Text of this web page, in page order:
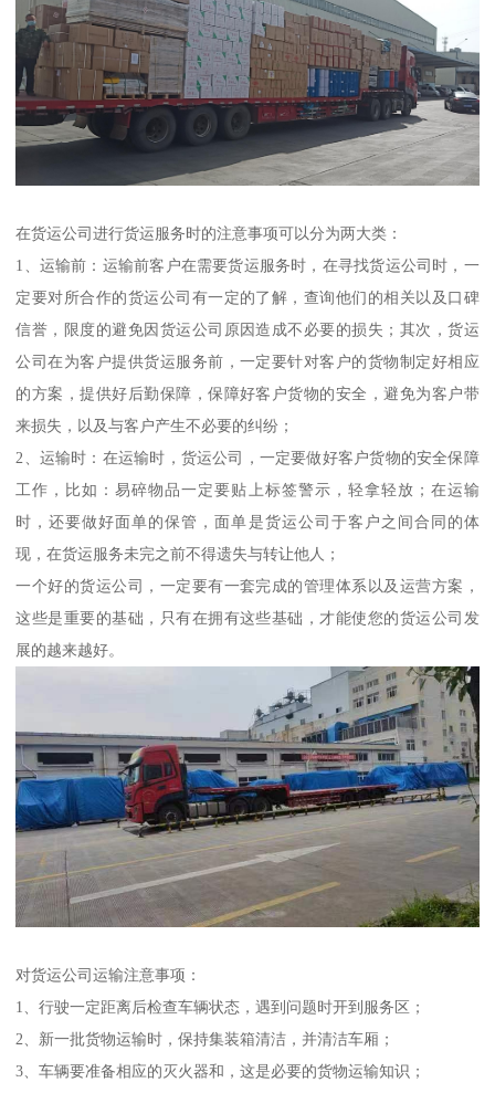
在货运公司进行货运服务时的注意事项可以分为两大类：
1、运输前：运输前客户在需要货运服务时，在寻找货运公司时，一
定要对所合作的货运公司有一定的了解，查询他们的相关以及口碑
信誉，限度的避免因货运公司原因造成不必要的损失；其次，货运
公司在为客户提供货运服务前，一定要针对客户的货物制定好相应
的方案，提供好后勤保障，保障好客户货物的安全，避免为客户带
来损失，以及与客户产生不必要的纠纷；
2、运输时：在运输时，货运公司，一定要做好客户货物的安全保障
工作，比如：易碎物品一定要贴上标签警示，轻拿轻放；在运输
时，还要做好面单的保管，面单是货运公司于客户之间合同的体
现，在货运服务未完之前不得遗失与转让他人；
一个好的货运公司，一定要有一套完成的管理体系以及运营方案，
这些是重要的基础，只有在拥有这些基础，才能使您的货运公司发
展的越来越好。
对货运公司运输注意事项：
1、行驶一定距离后检查车辆状态，遇到问题时开到服务区；
2、新一批货物运输时，保持集装箱清洁，并清洁车厢；
3、车辆要准备相应的灭火器和，这是必要的货物运输知识；